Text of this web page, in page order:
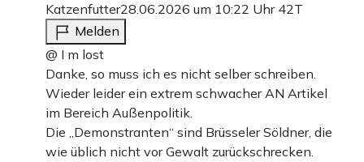
Katzenfutter28.06.2026 um 10:22 Uhr 42T
Melden
@ I m lost
Danke, so muss ich es nicht selber schreiben.
Wieder leider ein extrem schwacher AN Artikel
im Bereich Außenpolitik.
Die „Demonstranten“ sind Brüsseler Söldner, die
wie üblich nicht vor Gewalt zurückschrecken.